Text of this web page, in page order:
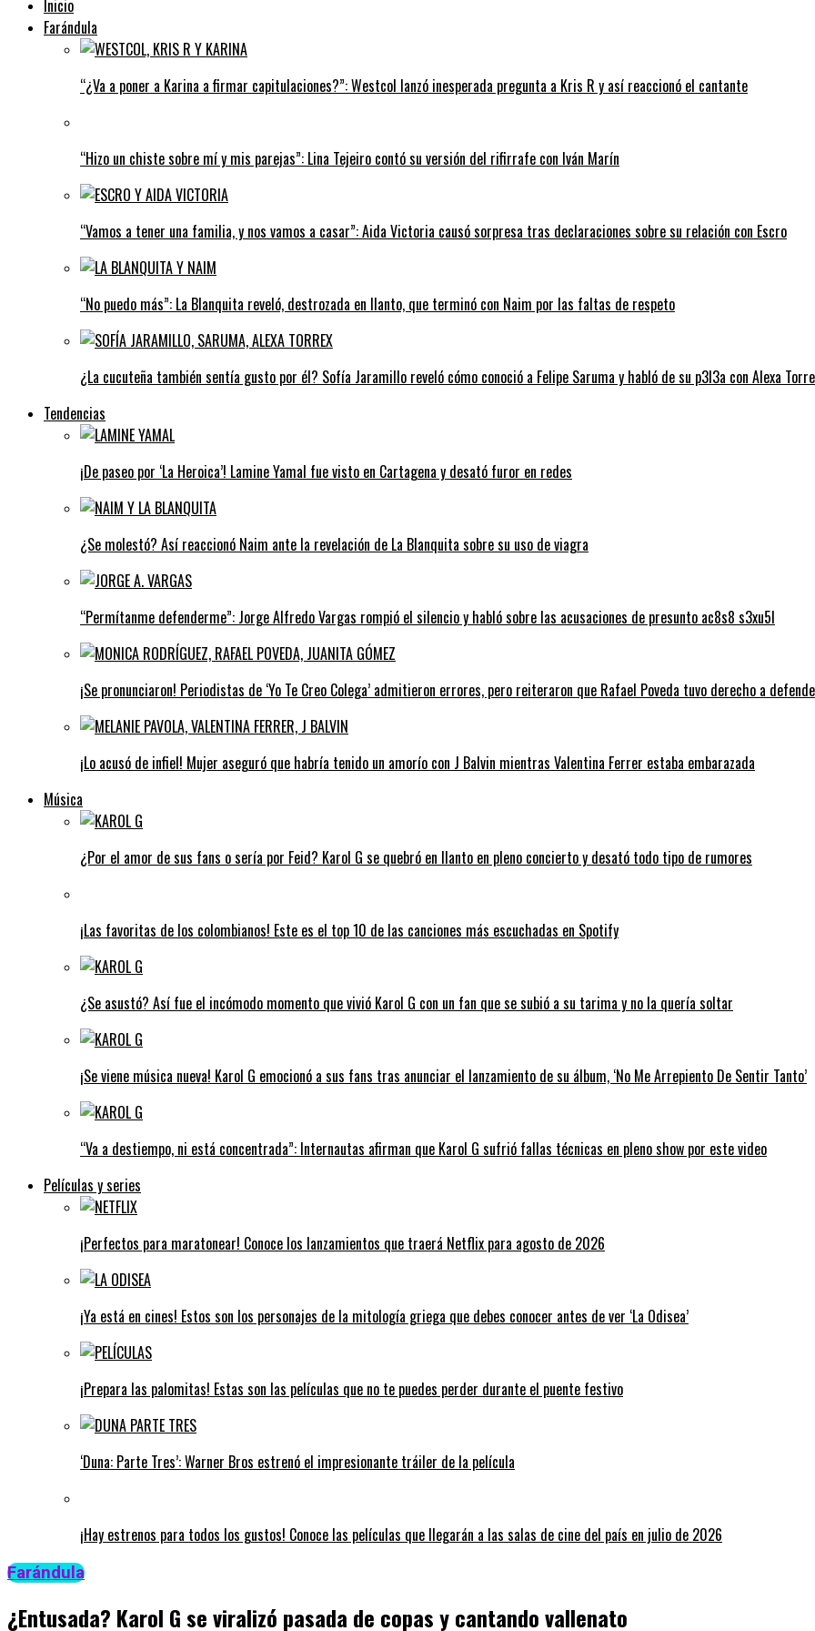
Inicio
Farándula
“¿Va a poner a Karina a firmar capitulaciones?”: Westcol lanzó inesperada pregunta a Kris R y así reaccionó el cantante
“Hizo un chiste sobre mí y mis parejas”: Lina Tejeiro contó su versión del rifirrafe con Iván Marín
“Vamos a tener una familia, y nos vamos a casar”: Aida Victoria causó sorpresa tras declaraciones sobre su relación con Escro
“No puedo más”: La Blanquita reveló, destrozada en llanto, que terminó con Naim por las faltas de respeto
¿La cucuteña también sentía gusto por él? Sofía Jaramillo reveló cómo conoció a Felipe Saruma y habló de su p3l3a con Alexa
Tendencias
¡De paseo por ‘La Heroica’! Lamine Yamal fue visto en Cartagena y desató furor en redes
¿Se molestó? Así reaccionó Naim ante la revelación de La Blanquita sobre su uso de viagra
“Permítanme defenderme”: Jorge Alfredo Vargas rompió el silencio y habló sobre las acusaciones de presunto ac8s8 s3xu5l
¡Se pronunciaron! Periodistas de ‘Yo Te Creo Colega’ admitieron errores, pero reiteraron que Rafael Poveda tuvo derecho a
¡Lo acusó de infiel! Mujer aseguró que habría tenido un amorío con J Balvin mientras Valentina Ferrer estaba embarazada
Música
¿Por el amor de sus fans o sería por Feid? Karol G se quebró en llanto en pleno concierto y desató todo tipo de rumores
¡Las favoritas de los colombianos! Este es el top 10 de las canciones más escuchadas en Spotify
¿Se asustó? Así fue el incómodo momento que vivió Karol G con un fan que se subió a su tarima y no la quería soltar
¡Se viene música nueva! Karol G emocionó a sus fans tras anunciar el lanzamiento de su álbum, ‘No Me Arrepiento De Sentir Tanto’
“Va a destiempo, ni está concentrada”: Internautas afirman que Karol G sufrió fallas técnicas en pleno show por este video
Películas y series
¡Perfectos para maratonear! Conoce los lanzamientos que traerá Netflix para agosto de 2026
¡Ya está en cines! Estos son los personajes de la mitología griega que debes conocer antes de ver ‘La Odisea’
¡Prepara las palomitas! Estas son las películas que no te puedes perder durante el puente festivo
‘Duna: Parte Tres’: Warner Bros estrenó el impresionante tráiler de la película
¡Hay estrenos para todos los gustos! Conoce las películas que llegarán a las salas de cine del país en julio de 2026
Farándula
¿Entusada? Karol G se viralizó pasada de copas y cantando vallenato